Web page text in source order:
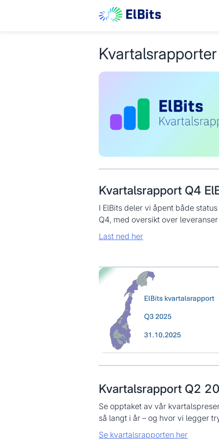
Kvartalsrapporter
Kvartalsrapport Q4
I ElBits deler vi åpent både
Q4, med oversikt over
Last ned her
Kvartalsrapport Q2
Se opptaket av vår
så langt i år – og hvor vi legger
Se kvartalsrapporten her